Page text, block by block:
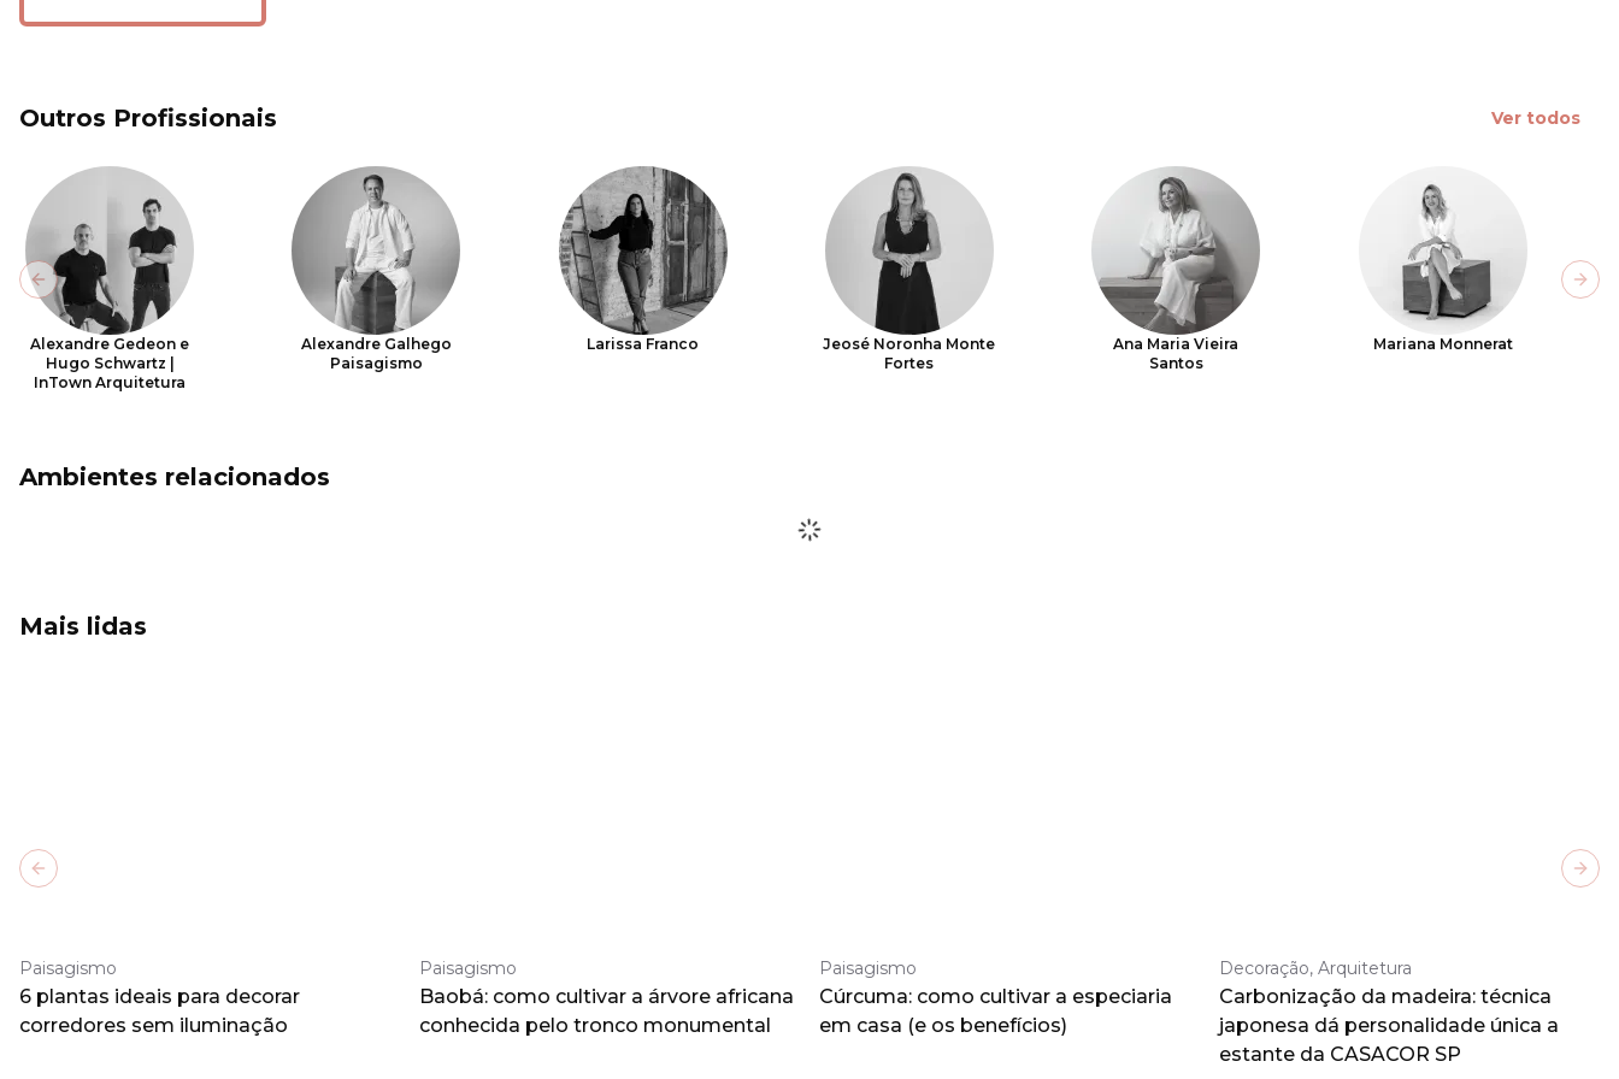
Outros Profissionais Ver todos
Alexandre Gedeon e
Hugo Schwartz |
InTown Arquitetura
Alexandre Galhego
Paisagismo
Larissa Franco
Jeosé Noronha Monte
Fortes
Ana Maria Vieira
Santos
Mariana Monnerat
Previous slide
Ambientes relacionados
Mais lidas
Paisagismo
6 plantas ideais para decorar
corredores sem iluminação
Paisagismo
Baobá: como cultivar a árvore africana
conhecida pelo tronco monumental
Paisagismo
Cúrcuma: como cultivar a especiaria
em casa (e os benefícios)
Decoração, Arquitetura
Carbonização da madeira: técnica
japonesa dá personalidade única a
estante da CASACOR SP
Previous slide